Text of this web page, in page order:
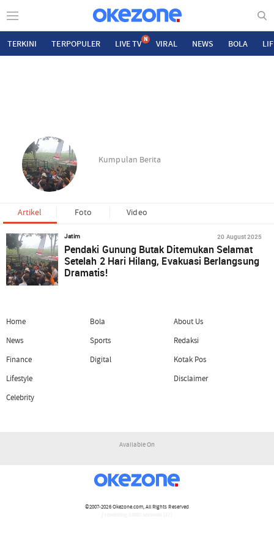
TERKINI TERPOPULER LIVE TV N VIRAL NEWS BOLA
Kumpulan Berita
Artikel Foto Video
Jatim 20 August 2025
Pendaki Gunung Butak Ditemukan Selamat
Setelah 2 Hari Hilang, Evakuasi Berlangsung
Dramatis!
Home
News
Finance
Lifestyle
Celebrity
Bola
Sports
Digital
About Us
Redaksi
Kotak Pos
Disclaimer
Available On
©2007-2026Okezone.com, All Rights Reserved